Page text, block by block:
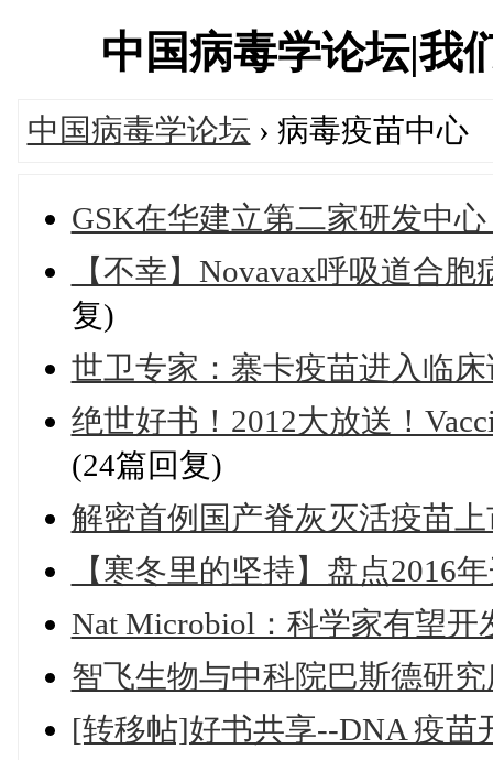
中国病毒学论坛|我
中国病毒学论坛 › 病毒疫苗中心
GSK在华建立第二家研发中
【不幸】Novavax呼吸道合
复)
世卫专家：寨卡疫苗进入临
绝世好书！2012大放送！
(24篇回复)
解密首例国产脊灰灭活疫苗
【寒冬里的坚持】盘点2016
Nat Microbiol：科学家有望
智飞生物与中科院巴斯德研
[转移帖]好书共享--DNA 疫苗